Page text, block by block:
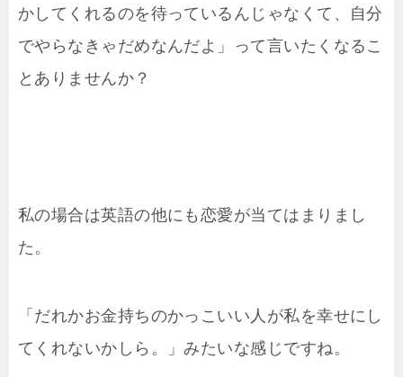
かしてくれるのを待っているんじゃなくて、自分
でやらなきゃだめなんだよ」って言いたくなるこ
とありませんか？
私の場合は英語の他にも恋愛が当てはまりまし
た。
「だれかお金持ちのかっこいい人が私を幸せにし
てくれないかしら。」みたいな感じですね。